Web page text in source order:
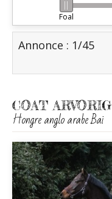
Foal
Annonce : 1/45
COAT ARVORIG
Hongre anglo arabe Bai